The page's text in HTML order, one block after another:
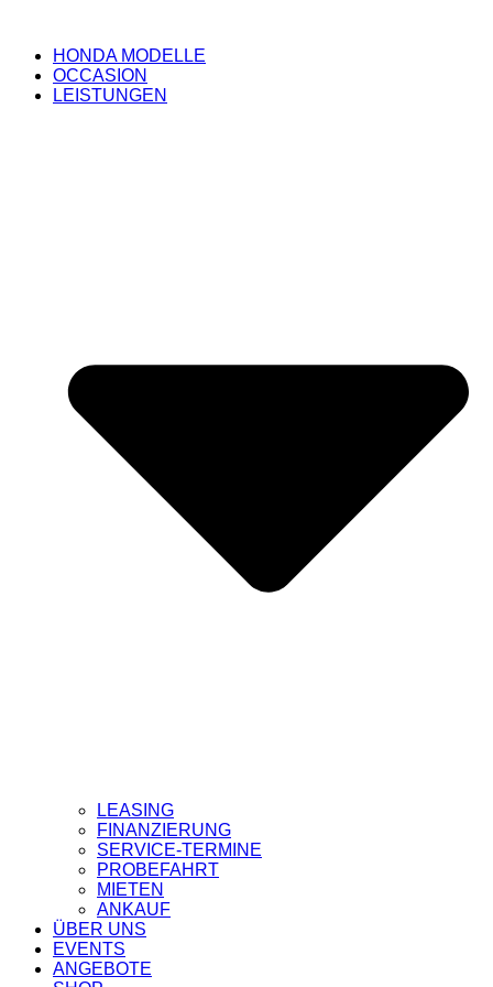
HONDA MODELLE
OCCASION
LEISTUNGEN
LEASING
FINANZIERUNG
SERVICE-TERMINE
PROBEFAHRT
MIETEN
ANKAUF
ÜBER UNS
EVENTS
ANGEBOTE